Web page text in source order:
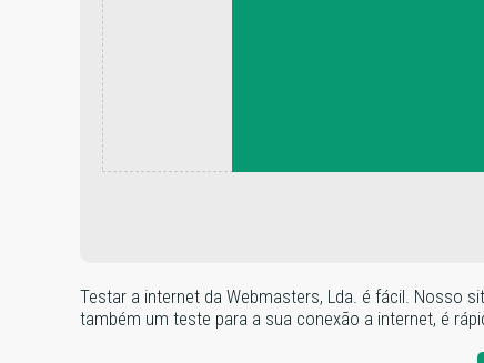
Testar a internet da Webmasters, Lda. é fácil. Nosso
também um teste para a sua conexão a internet, é